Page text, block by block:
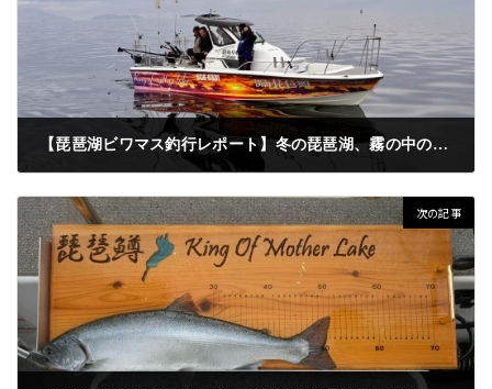
【琵琶湖ビワマス釣行レポート】冬の琵琶湖、霧の中の挑戦。絶品「備長炭焼き」に感動の嵐！2025年12月20日（土）
次の記事